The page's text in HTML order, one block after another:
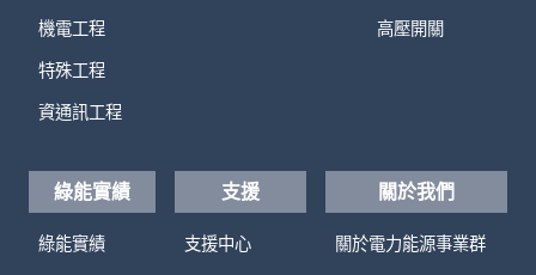
機電工程
特殊工程
資通訊工程
高壓開關
綠能實績
綠能實績
支援
支援中心
關於我們
關於電力能源事業群